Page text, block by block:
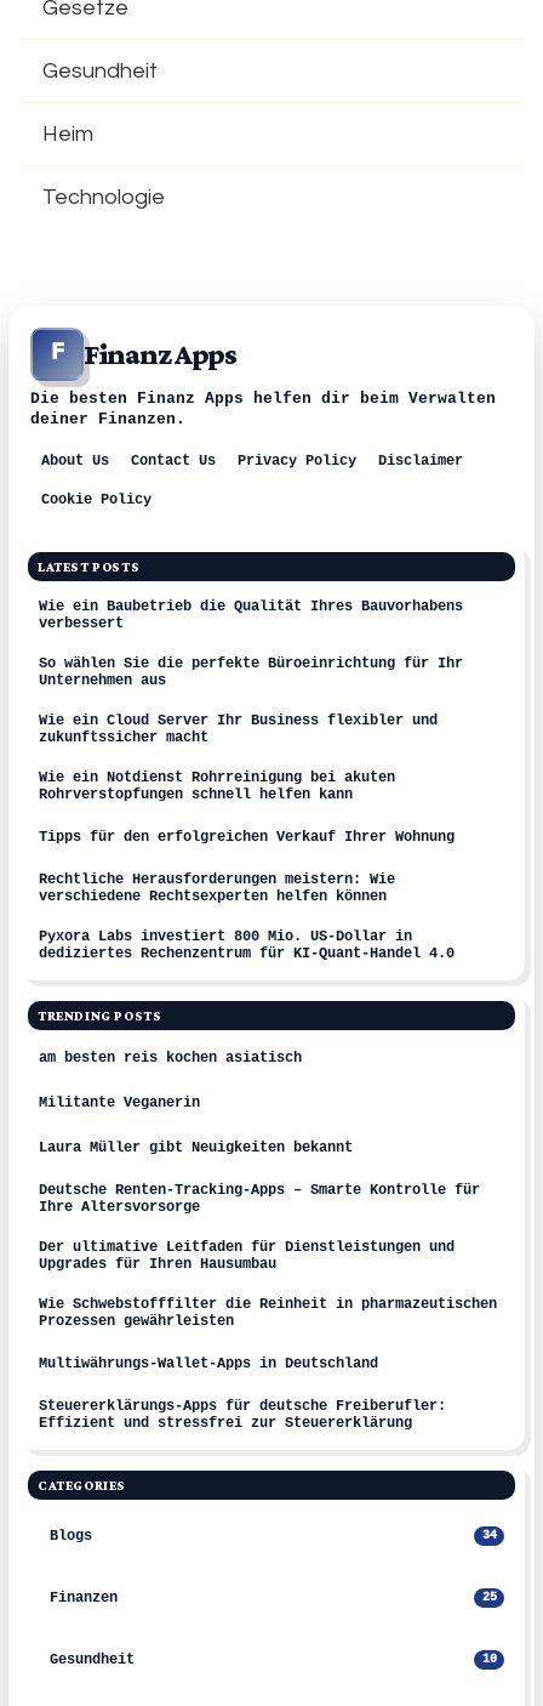
Gesetze
Gesundheit
Heim
Technologie
F Finanz Apps
Die besten Finanz Apps helfen dir beim Verwalten
deiner Finanzen.
About Us Contact Us Privacy Policy Disclaimer
Cookie Policy
LATEST POSTS
Wie ein Baubetrieb die Qualität Ihres Bauvorhabens
verbessert
So wählen Sie die perfekte Büroeinrichtung für Ihr
Unternehmen aus
Wie ein Cloud Server Ihr Business flexibler und
zukunftssicher macht
Wie ein Notdienst Rohrreinigung bei akuten
Rohrverstopfungen schnell helfen kann
Tipps für den erfolgreichen Verkauf Ihrer Wohnung
Rechtliche Herausforderungen meistern: Wie
verschiedene Rechtsexperten helfen können
Pyxora Labs investiert 800 Mio. US-Dollar in
dediziertes Rechenzentrum für KI-Quant-Handel 4.0
TRENDING POSTS
am besten reis kochen asiatisch
Militante Veganerin
Laura Müller gibt Neuigkeiten bekannt
Deutsche Renten-Tracking-Apps – Smarte Kontrolle für
Ihre Altersvorsorge
Der ultimative Leitfaden für Dienstleistungen und
Upgrades für Ihren Hausumbau
Wie Schwebstofffilter die Reinheit in pharmazeutischen
Prozessen gewährleisten
Multiwährungs-Wallet-Apps in Deutschland
Steuererklärungs-Apps für deutsche Freiberufler:
Effizient und stressfrei zur Steuererklärung
CATEGORIES
Blogs 34
Finanzen 25
Gesundheit 10